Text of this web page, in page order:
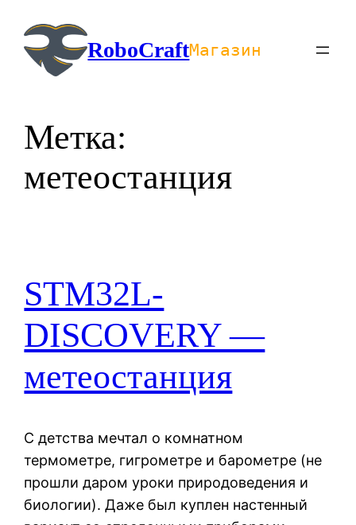
содержимомуRoboCraftМагазин
Метка:
метеостанция
STM32L-
DISCOVERY —
метеостанция
С детства мечтал о комнатном
термометре, гигрометре и барометре (не
прошли даром уроки природоведения и
биологии). Даже был куплен настенный